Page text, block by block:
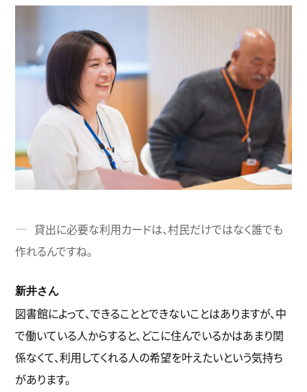
貸出に必要な利用カードは、村民だけではなく誰でも
作れるんですね。
新井さん
図書館によって、できることとできないことはありますが、中
で働いている人からすると、どこに住んでいるかはあまり関
係なくて、利用してくれる人の希望を叶えたいという気持ち
があります。